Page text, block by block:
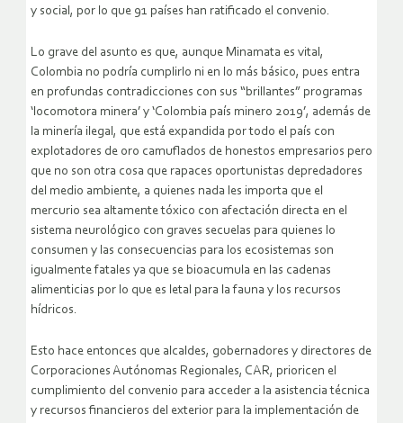
y social, por lo que 91 países han ratificado el convenio.
Lo grave del asunto es que, aunque Minamata es vital,
Colombia no podría cumplirlo ni en lo más básico, pues entra
en profundas contradicciones con sus “brillantes” programas
‘locomotora minera’ y ‘Colombia país minero 2019’, además de
la minería ilegal, que está expandida por todo el país con
explotadores de oro camuflados de honestos empresarios pero
que no son otra cosa que rapaces oportunistas depredadores
del medio ambiente, a quienes nada les importa que el
mercurio sea altamente tóxico con afectación directa en el
sistema neurológico con graves secuelas para quienes lo
consumen y las consecuencias para los ecosistemas son
igualmente fatales ya que se bioacumula en las cadenas
alimenticias por lo que es letal para la fauna y los recursos
hídricos.
Esto hace entonces que alcaldes, gobernadores y directores de
Corporaciones Autónomas Regionales, CAR, prioricen el
cumplimiento del convenio para acceder a la asistencia técnica
y recursos financieros del exterior para la implementación de